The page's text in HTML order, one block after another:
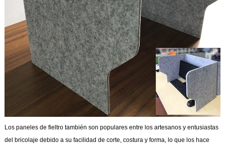
Los paneles de fieltro también son populares entre los artesanos y entusiastas
del bricolaje debido a su facilidad de corte, costura y forma, lo que los hace